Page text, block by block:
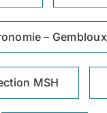
– Gembloux
MSH